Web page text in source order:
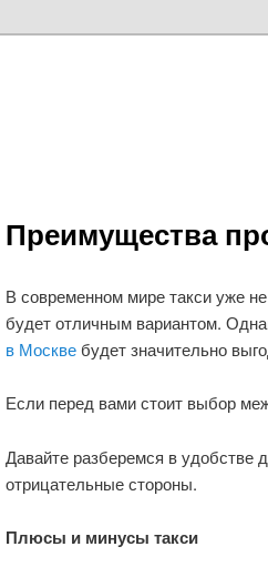
Преимущества
В современном мире такси уже
будет отличным вариантом.
в Москвебудет значительно
Если перед вами стоит выбор
Давайте разберемся в удобстве
отрицательные стороны.
Плюсы и минусы такси